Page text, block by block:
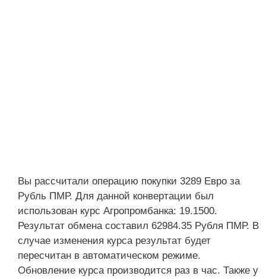
Вы рассчитали операцию покупки 3289 Евро за
Рубль ПМР. Для данной конвертации был
использован курс Агропромбанка: 19.1500.
Результат обмена составил 62984.35 Рубля ПМР. В
случае изменения курса результат будет
пересчитан в автоматическом режиме.
Обновление курса производится раз в час. Также у